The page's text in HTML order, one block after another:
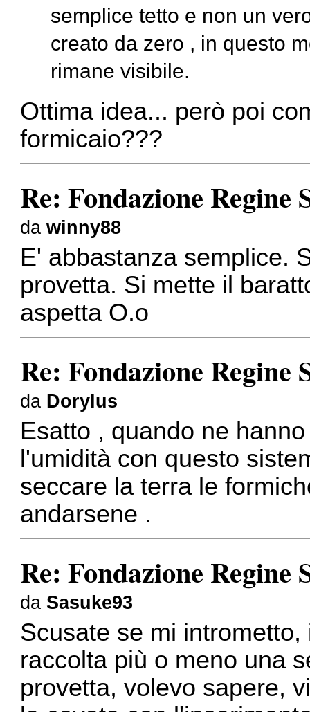
semplice tetto e non un
creato da zero , in questo
rimane visibile.
Ottima idea... però poi
formicaio???
Re: Fondazione Regine
dawinny88
E' abbastanza semplice.
provetta. Si mette il
aspetta O.o
Re: Fondazione Regine
da Dorylus
Esatto , quando ne
l'umidità con questo
seccare la terra le
andarsene .
Re: Fondazione Regine
da Sasuke93
Scusate se mi
raccolta più o meno una
provetta, volevo sapere,